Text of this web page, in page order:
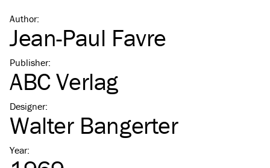
Author:
Jean-Paul Favre
Publisher:
ABC Verlag
Designer:
Walter Bangerter
Year: